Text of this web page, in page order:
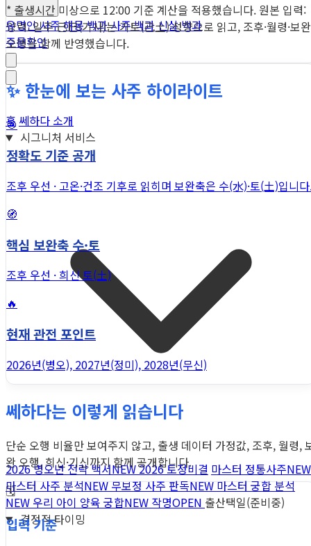
유명인 사주해몽 백과사주 백과신살 백과
주문확인
홈 쎄하다 소개
시그니처 서비스
2026 병오년 전략 백서NEW2026 토정비결 마스터 정통사주NEW
마스터 사주 분석NEW무보정 사주 판독NEW마스터 궁합 분석
NEW 우리 아이 양육 궁합NEW 작명OPEN 출산택일(준비중)
결정적 타이밍
* 출생시간 미상으로 12:00 기준 계산을 적용했습니다. 원본 입력:
양력. 일주 己巳(기사)는 기토(己土) 성향으로 읽고, 조후·월령·보완
오행을 함께 반영했습니다.
✨ 한눈에 보는 사주 하이라이트
🎯
정확도 기준 공개
조후 우선 · 고온·건조 기후로 읽히며 보완축은 수(水)·토(土)입니
🧭
핵심 보완축 수·토
조후 우선 · 희신 토(土)
🔥
현재 관전 포인트
2026년(병오), 2027년(정미), 2028년(무신)
쎄하다는 이렇게 읽습니다
단순 오행 비율만 보여주지 않고, 출생 데이터 가정값, 조후, 월령,
완 오행, 희신·기신까지 함께 공개합니다.
🗓️
입력 기준